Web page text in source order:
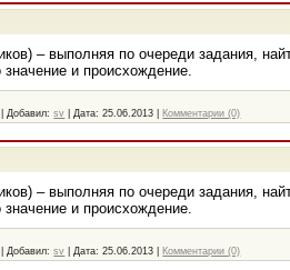
– выполняя по очереди задания,
и происхождение.
Добавил: sv Дата: 25.06.2013 Комментарии (0)
– выполняя по очереди задания,
и происхождение.
Добавил: sv Дата: 25.06.2013 Комментарии (0)